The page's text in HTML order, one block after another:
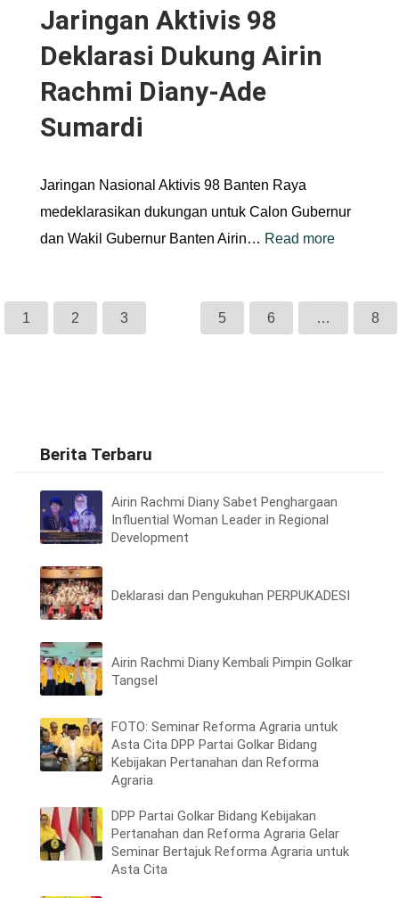
Jaringan Aktivis 98
Deklarasi Dukung Airin
Rachmi Diany-Ade
Sumardi
Jaringan Nasional Aktivis 98 Banten Raya
medeklarasikan dukungan untuk Calon Gubernur
dan Wakil Gubernur Banten Airin… Read more
1 2 3 5 6 … 8
Berita Terbaru
Airin Rachmi Diany Sabet Penghargaan
Influential Woman Leader in Regional
Development
Deklarasi dan Pengukuhan PERPUKADESI
Airin Rachmi Diany Kembali Pimpin Golkar
Tangsel
FOTO: Seminar Reforma Agraria untuk
Asta Cita DPP Partai Golkar Bidang
Kebijakan Pertanahan dan Reforma
Agraria
DPP Partai Golkar Bidang Kebijakan
Pertanahan dan Reforma Agraria Gelar
Seminar Bertajuk Reforma Agraria untuk
Asta Cita